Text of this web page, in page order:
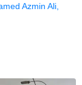
Azmin Ali